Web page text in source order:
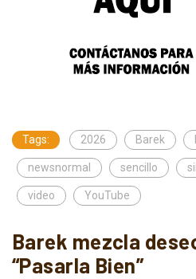
Tags: 2026 Barek
newsnormal sencillo
video YouTube
Barek mezcla
“Pasarla Bien”